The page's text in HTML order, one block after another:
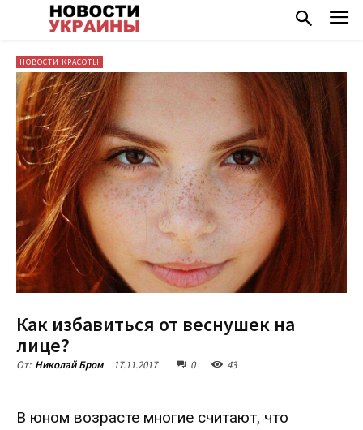
НОВОСТИ КРАСОТЫ
Как избавиться от веснушек на
лице?
От: Николай Бром 17.11.2017 0 43
В юном возрасте многие считают, что